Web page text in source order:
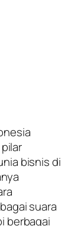
bisnis di
suara
berbagai